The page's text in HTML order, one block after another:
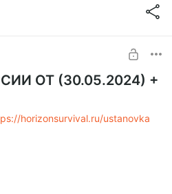
ОТ (30.05.2024) +
horizonsurvival.ru/ustanovka